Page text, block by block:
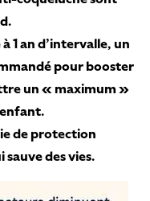
1 an d’intervalle, un
pour booster
un « maximum »
de protection
des vies.